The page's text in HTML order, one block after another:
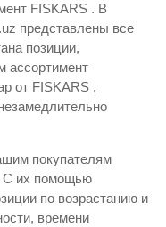
FISKARS . В
представлены все
позиции,
ассортимент
от FISKARS ,
покупателям
С их помощью
по возрастанию и
времени